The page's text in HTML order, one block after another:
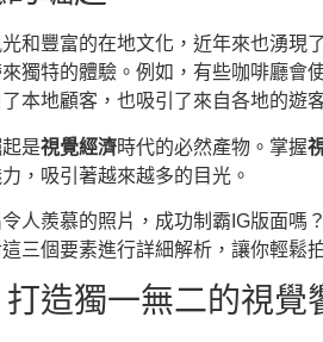
和豐富的在地文化，近年來也湧
獨特的體驗。例如，有些咖啡廳會
本地顧客，也吸引了來自各地的遊
是視覺經濟時代的必然產物。掌握
，吸引著越來越多的目光。
人羨慕的照片，成功制霸IG版面嗎
三個要素進行詳細解析，讓你輕鬆
造獨一無二的視覺